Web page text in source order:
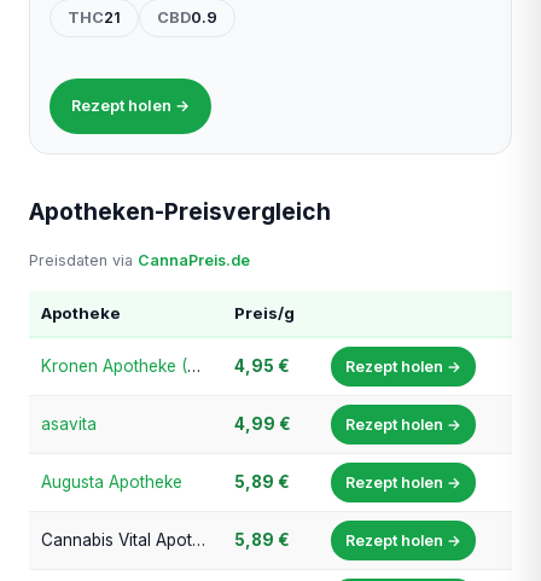
THC21 CBD0.9
Rezept holen →
Apotheken-Preisvergleich
Preisdaten via CannaPreis.de
Apotheke Preis/g
Kronen Apotheke (Kronen-Cannabis.de) 4,95 € Rezept holen →
asavita 4,99 € Rezept holen →
Augusta Apotheke 5,89 € Rezept holen →
Cannabis Vital Apotheke (Rosen-Apotheke im Center Hattersheim) 5,89 € Rezept holen →